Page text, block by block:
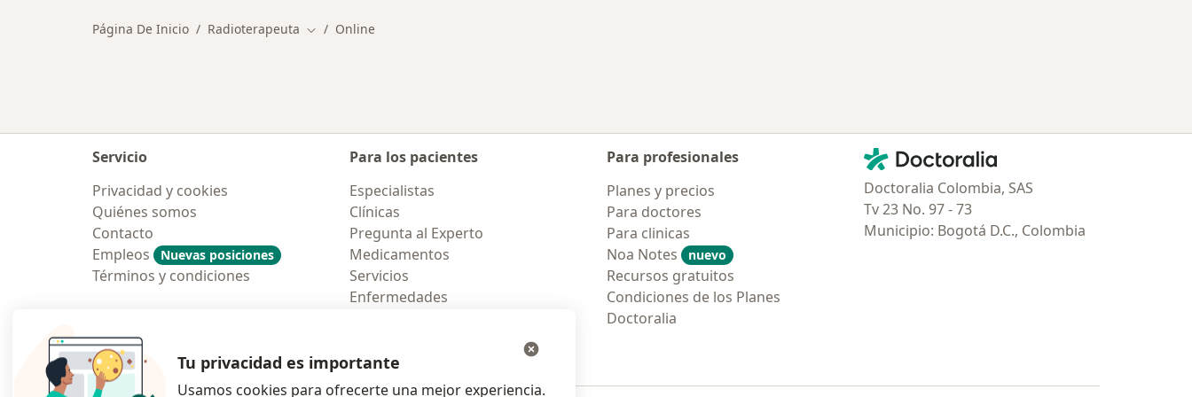
Página De Inicio Radioterapeuta Cambiar de ciudad
Online
Servicio
Privacidad y cookies
Quiénes somos
Contacto
Empleos
Nuevas posiciones
Términos y condiciones
Para los pacientes
Especialistas
Clínicas
Pregunta al Experto
Medicamentos
Servicios
Enfermedades
Para profesionales
Planes y precios
Para doctores
Para clinicas
Noa Notes
nuevo
Recursos gratuitos
Condiciones de los Planes
Doctoralia
Contacto
Doctoralia - Página de inicio
Doctoralia Colombia, SAS
Tv 23 No. 97 - 73
Municipio: Bogotá D.C., Colombia
Tu privacidad es importante
Usamos cookies para ofrecerte una mejor experiencia.